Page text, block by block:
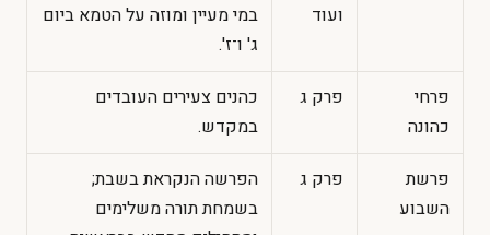
ועוד
במי מעיין ומוזה על הטמא ביום
ג' ו־ז'.
פרחי
כהונה
פרק ג
כהנים צעירים העובדים
במקדש.
פרשת
השבוע
פרק ג
הפרשה הנקראת בשבת;
בשמחת תורה משלימים